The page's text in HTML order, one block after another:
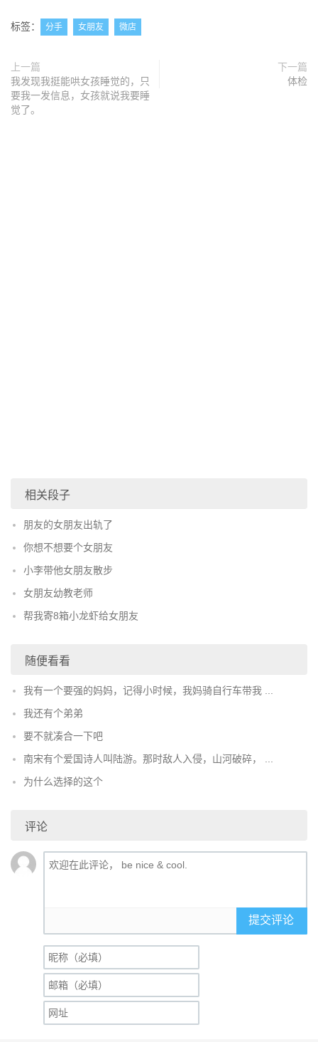
标签： 分手 女朋友 微店
上一篇
我发现我挺能哄女孩睡觉的，只
要我一发信息，女孩就说我要睡
觉了。
下一篇
体检
相关段子
朋友的女朋友出轨了
你想不想要个女朋友
小李带他女朋友散步
女朋友幼教老师
帮我寄8箱小龙虾给女朋友
随便看看
我有一个要强的妈妈，记得小时候，我妈骑自行车带我 ...
我还有个弟弟
要不就凑合一下吧
南宋有个爱国诗人叫陆游。那时敌人入侵，山河破碎， ...
为什么选择的这个
评论
提交评论